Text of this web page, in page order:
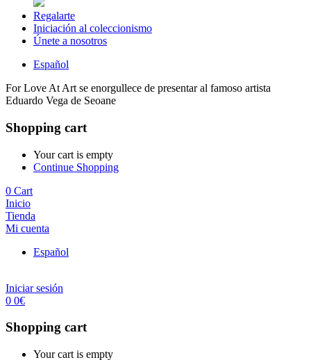
Regalarte
Iniciación al coleccionismo
Únete a nosotros
Español
For Love At Art se enorgullece de presentar al famoso artista
Eduardo Vega de Seoane
Shopping cart
Your cart is empty
Continue Shopping
0 Cart
Inicio
Tienda
Mi cuenta
Español
Iniciar sesión
0 0€
Shopping cart
Your cart is empty